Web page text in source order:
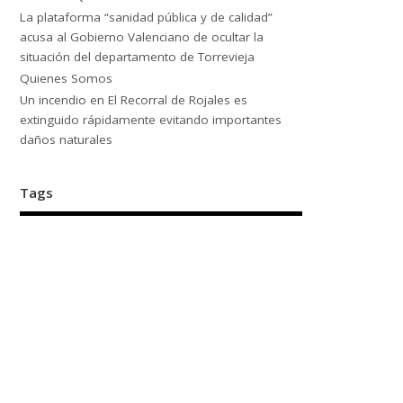
La plataforma “sanidad pública y de calidad”
acusa al Gobierno Valenciano de ocultar la
situación del departamento de Torrevieja
Quienes Somos
Un incendio en El Recorral de Rojales es
extinguido rápidamente evitando importantes
daños naturales
Tags